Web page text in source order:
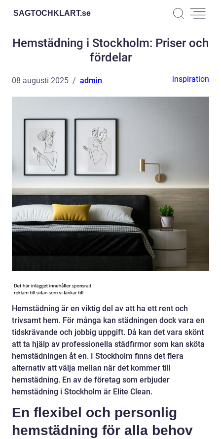
SAGTOCHKLART.se
Hemstädning i Stockholm: Priser och
fördelar
08 augusti 2025 admin inspiration
Hemstädning är en viktig del av att ha ett rent och
trivsamt hem. För många kan städningen dock vara en
tidskrävande och jobbig uppgift. Då kan det vara skönt
att ta hjälp av professionella städfirmor som kan sköta
hemstädningen åt en. I Stockholm finns det flera
alternativ att välja mellan när det kommer till
hemstädning. En av de företag som erbjuder
hemstädning i Stockholm är Elite Clean.
En flexibel och personlig
hemstädning för alla behov